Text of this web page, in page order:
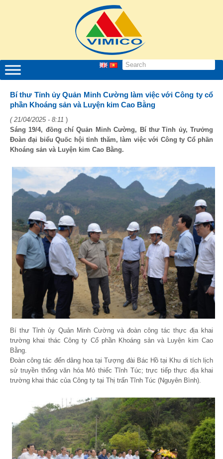
Bí thư Tỉnh ủy Quản Minh Cường làm việc với Công ty cổ
phần Khoáng sản và Luyện kim Cao Bằng
( 21/04/2025 - 8:11 )
Sáng 19/4, đồng chí Quản Minh Cường, Bí thư Tỉnh ủy, Trưởng
Đoàn đại biểu Quốc hội tỉnh thăm, làm việc với Công ty Cổ phần
Khoáng sản và Luyện kim Cao Bằng.
Bí thư Tỉnh ủy Quản Minh Cường và đoàn công tác thực địa khai
trường khai thác Công ty Cổ phần Khoáng sản và Luyện kim Cao
Bằng.
Đoàn công tác đến dâng hoa tại Tượng đài Bác Hồ tại Khu di tích lịch
sử truyền thống văn hóa Mỏ thiếc Tĩnh Túc; trực tiếp thực địa khai
trường khai thác của Công ty tại Thị trấn Tĩnh Túc (Nguyên Bình).